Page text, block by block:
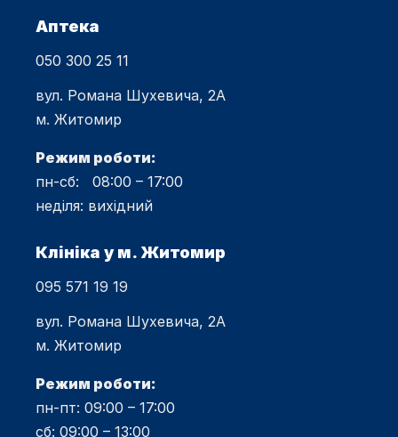
Аптека
050 300 25 11
вул. Романа Шухевича, 2А
м. Житомир
Режим роботи:
пн-сб: 08:00 – 17:00
неділя: вихідний
Клініка у м. Житомир
095 571 19 19
вул. Романа Шухевича, 2А
м. Житомир
Режим роботи:
пн-пт: 09:00 – 17:00
сб: 09:00 – 13:00